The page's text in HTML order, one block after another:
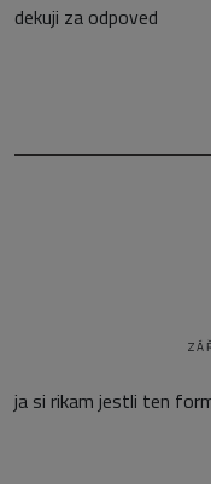
dekuji za odpoved
ja si rikam jestli ten